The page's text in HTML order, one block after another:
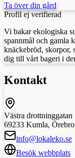
Ta över din gård
Profil ej verifierad
Vi bakar ekologiska
spannmål och gamla
knäckebröd, skorpor,
dig till vårt bageri i
Kontakt
Västra drottninggatan
69233 Kumla, Örebro
info@lokaleko.se
Besök webbplats